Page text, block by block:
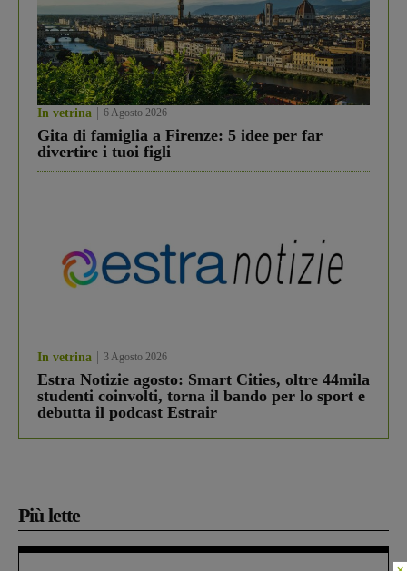
In vetrina 6 Agosto 2026
Gita di famiglia a Firenze: 5 idee per far
divertire i tuoi figli
In vetrina 3 Agosto 2026
Estra Notizie agosto: Smart Cities, oltre 44mila
studenti coinvolti, torna il bando per lo sport e
debutta il podcast Estrair
Più lette